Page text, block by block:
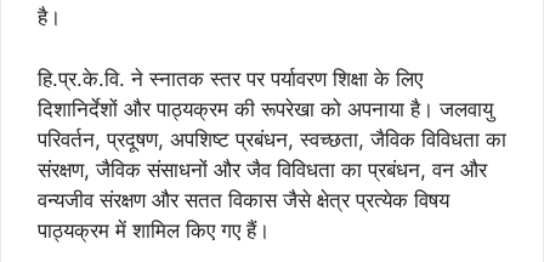
है।
हि.प्र.के.वि. ने स्नातक स्तर पर पर्यावरण शिक्षा के लिए
दिशानिर्देशों और पाठ्यक्रम की रूपरेखा को अपनाया है। जलवायु
परिवर्तन, प्रदूषण, अपशिष्ट प्रबंधन, स्वच्छता, जैविक विविधता का
संरक्षण, जैविक संसाधनों और जैव विविधता का प्रबंधन, वन और
वन्यजीव संरक्षण और सतत विकास जैसे क्षेत्र प्रत्येक विषय
पाठ्यक्रम में शामिल किए गए हैं।